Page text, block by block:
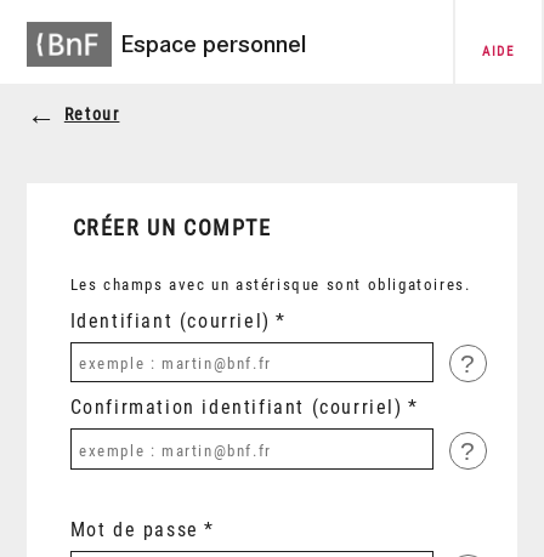
Espace personnel AIDE
Retour
CRÉER UN COMPTE
Les champs avec un astérisque sont obligatoires.
Identifiant (courriel)
?
Confirmation identifiant (courriel)
?
Mot de passe